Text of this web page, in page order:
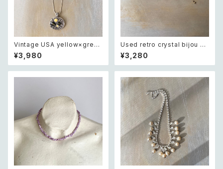
Vintage USA yellow×green
bijou design charm neckla
ce レトロ アメリカ ヴィンテー
ジ アクセサリー イエロー×グリ
¥3,980
Used retro crystal bijou an
tique design bracelet レト
ロ ユーズド アクセサリー クリス
タル ビジュー アンティーク デザ
¥3,280